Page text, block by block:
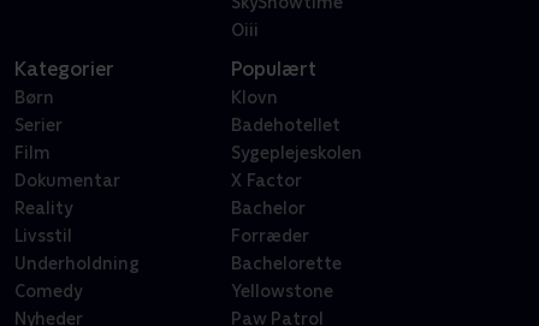
Oiii
Kategorier
Børn
Serier
Film
Dokumentar
Reality
Livsstil
Underholdning
Comedy
Nyheder
Populært
Klovn
Badehotellet
Sygeplejeskolen
X Factor
Bachelor
Forræder
Bachelorette
Yellowstone
Paw Patrol